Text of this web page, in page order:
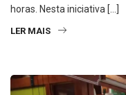
horas. Nesta iniciativa […]
LER MAIS